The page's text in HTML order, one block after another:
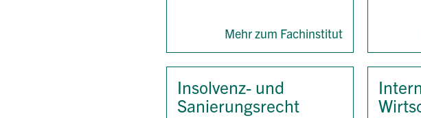
Mehr zum Fachinstitut
Insolvenz- und
Sanierungsrecht